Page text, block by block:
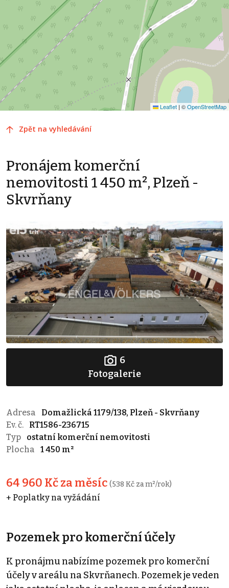
Leaflet | ©OpenStreetMap
Zpět na vyhledávání
Pronájem komerční
nemovitosti 1 450 m², Plzeň -
Skvrňany
6
Fotogalerie
Adresa
Domažlická 1179/138, Plzeň - Skvrňany
Ev. č.
RT1586-236715
Typ
ostatní komerční nemovitosti
Plocha
1 450 m²
64 960 Kč za měsíc (538 Kč za m²/rok)
+ Poplatky na vyžádání
Pozemek pro komerční účely
K pronájmu nabízíme pozemek pro komerční
účely v areálu na Skvrňanech. Pozemek je veden